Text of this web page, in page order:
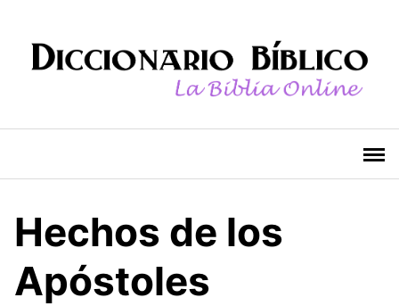
contenido
Hechos de los
Apóstoles